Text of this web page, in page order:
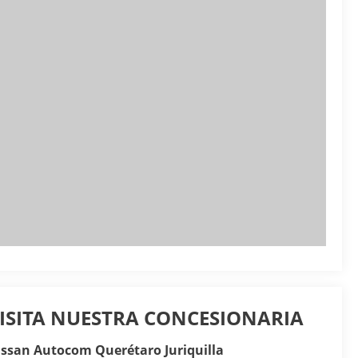
NUESTRA CONCESIONARIA
Autocom Querétaro Juriquilla